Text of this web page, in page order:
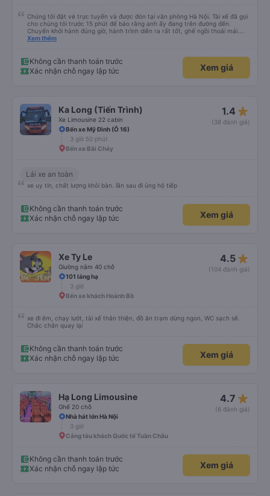
Chúng tôi đặt vé trực tuyến và được đón tại văn phòng Hà Nội. Tài xế đã gọi
cho chúng tôi trước 15 phút để báo rằng anh ấy đang trên đường đến.
Chuyến khởi hành đúng giờ, hành trình diễn ra rất tốt, ghế ngồi thoải mái.
Chúng tôi đã chọn trả khách ở Tam Cốc khi đặt xe trực tuyến, tài xế đã trả
Xem thêm
Không cần thanh toán trước
Xác nhận chỗ ngay lập tức
Xem giá
Ka Long (Tiến Trình)
Xe Limousine 22 cabin
1.4 star_rate
(38 đánh giá)
Bến xe Mỹ Đình (Ô 16)
3 giờ 50 phút
Bến xe Bãi Cháy
Lái xe an toàn
xe uy tín, chất lượng khỏi bàn. lần sau đi ủng hộ tiếp
Không cần thanh toán trước
Xác nhận chỗ ngay lập tức
Xem giá
Xe Ty Le
Giường nằm 40 chỗ
4.5 star_rate
(104 đánh giá)
101 láng hạ
3 giờ
Bến xe khách Hoành Bồ
xe đi êm, chạy lướt, tài xế thân thiện, đồ ăn trạm dừng ngon, WC sạch sẽ.
Chắc chắn quay lại
Không cần thanh toán trước
Xác nhận chỗ ngay lập tức
Xem giá
Hạ Long Limousine
Ghế 20 chỗ
4.7 star_rate
(6 đánh giá)
Nhà hát lớn Hà Nội
3 giờ
Cảng tàu khách Quốc tế Tuần Châu
Không cần thanh toán trước
Xác nhận chỗ ngay lập tức
Xem giá